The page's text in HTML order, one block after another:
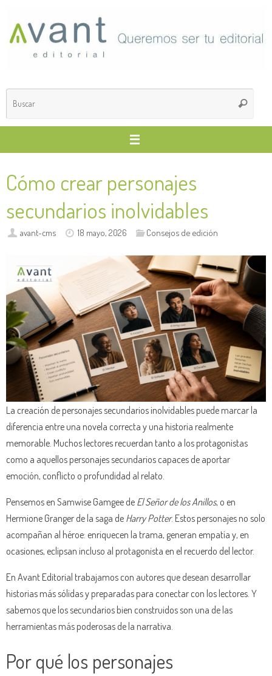
contenido
Buscar
Cómo crear personajes
secundarios inolvidables
avant-cms 18 mayo, 2026 Consejos de edición
La creación de personajes secundarios inolvidables puede marcar la
diferencia entre una novela correcta y una historia realmente
memorable. Muchos lectores recuerdan tanto a los protagonistas
como a aquellos personajes secundarios capaces de aportar
emoción, conflicto o profundidad al relato.
Pensemos en Samwise Gamgee deEl Señor de los Anillos, o en
Hermione Granger de la saga deHarry Potter. Estos personajes no solo
acompañan al héroe: enriquecen la trama, generan empatía y, en
ocasiones, eclipsan incluso al protagonista en el recuerdo del lector.
En Avant Editorial trabajamos con autores que desean desarrollar
historias más sólidas y preparadas para conectar con los lectores. Y
sabemos que los secundarios bien construidos son una de las
herramientas más poderosas de la narrativa.
Por qué los personajes